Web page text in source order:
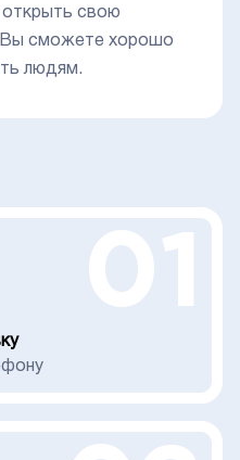
открыть свою
Вы сможете хорошо
людям.